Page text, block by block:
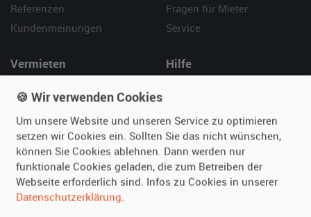
Referenzen
Kundenmeinungen
Fragen für Mieter
Service
Vermieten
Fotos senden
Fragen für Vermieter
Inserat verwalten
Hilfe
Kontakt
SPECIAL
Berühmte Filmautos –
🍪 Wir verwenden Cookies
Um unsere Website und unseren Service zu optimieren
setzen wir Cookies ein. Sollten Sie das nicht wünschen,
können Sie Cookies ablehnen. Dann werden nur
funktionale Cookies geladen, die zum Betreiben der
Webseite erforderlich sind. Infos zu Cookies in unserer
Datenschutzerklärung.